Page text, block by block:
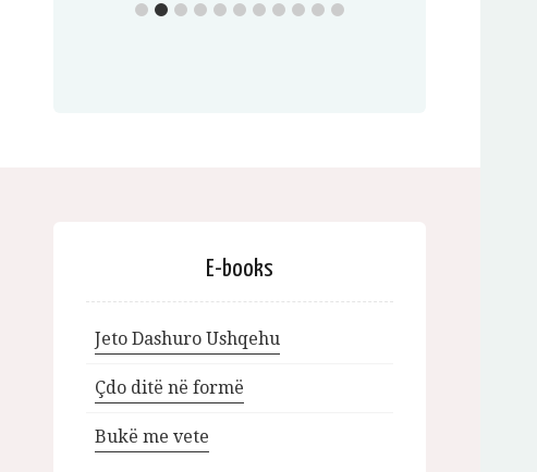
E-books
Jeto Dashuro Ushqehu
Çdo ditë në formë
Bukë me vete